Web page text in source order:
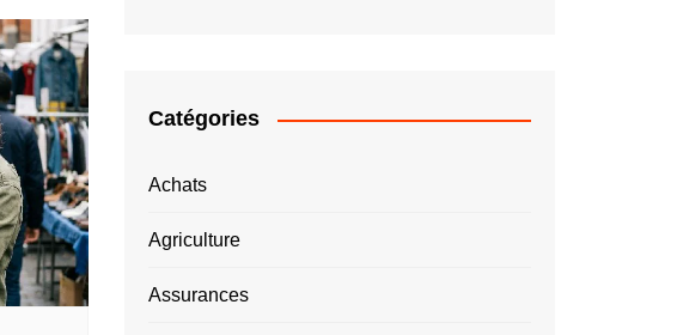
Catégories
Achats
Agriculture
Assurances